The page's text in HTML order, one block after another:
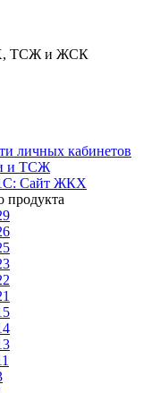
ТСЖ и ЖСК
личных кабинетов
и ТСЖ
Сайт ЖКХ
продукта